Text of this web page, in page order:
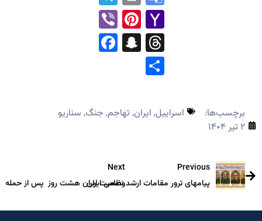
Translate
Yahoo
Mail
Pinterest
Viber
Threads
Snapchat
Facebook
Share
برچسب‌ها: اسراییل,ایران,تهاجم,جنگ,سناریو
۲ تیر ۱۴۰۴
Previous
پیامهای ترور مقامات ارشد نظامی ایران
Next
وضعیت ایران هشت روز پس از حمله